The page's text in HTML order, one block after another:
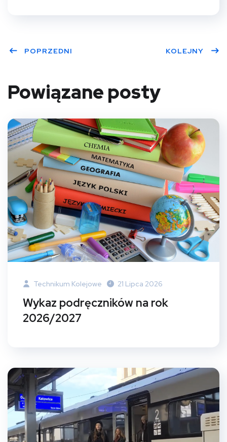
POPRZEDNI KOLEJNY
Powiązane posty
Technikum Kolejowe 21 Lipca 2026
Wykaz podręczników na rok
2026/2027